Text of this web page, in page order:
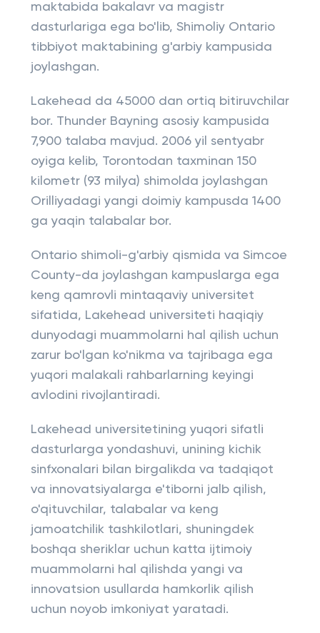
maktabida bakalavr va magistr
dasturlariga ega bo'lib, Shimoliy Ontario
tibbiyot maktabining g'arbiy kampusida
joylashgan.
Lakehead da 45000 dan ortiq bitiruvchilar
bor. Thunder Bayning asosiy kampusida
7,900 talaba mavjud. 2006 yil sentyabr
oyiga kelib, Torontodan taxminan 150
kilometr (93 milya) shimolda joylashgan
Orilliyadagi yangi doimiy kampusda 1400
ga yaqin talabalar bor.
Ontario shimoli-g'arbiy qismida va Simcoe
County-da joylashgan kampuslarga ega
keng qamrovli mintaqaviy universitet
sifatida, Lakehead universiteti haqiqiy
dunyodagi muammolarni hal qilish uchun
zarur bo'lgan ko'nikma va tajribaga ega
yuqori malakali rahbarlarning keyingi
avlodini rivojlantiradi.
Lakehead universitetining yuqori sifatli
dasturlarga yondashuvi, unining kichik
sinfxonalari bilan birgalikda va tadqiqot
va innovatsiyalarga e'tiborni jalb qilish,
o'qituvchilar, talabalar va keng
jamoatchilik tashkilotlari, shuningdek
boshqa sheriklar uchun katta ijtimoiy
muammolarni hal qilishda yangi va
innovatsion usullarda hamkorlik qilish
uchun noyob imkoniyat yaratadi.